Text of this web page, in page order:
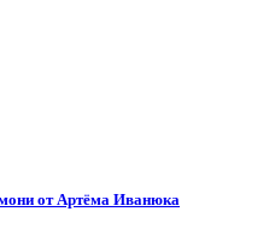
от Артёма Иванюка